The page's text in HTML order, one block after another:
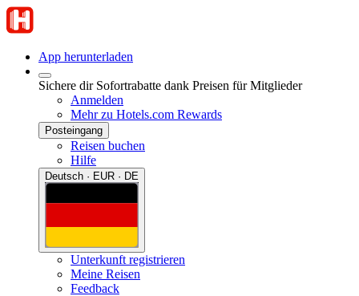
App herunterladen
Sichere dir Sofortrabatte dank Preisen für Mitglieder
Anmelden
Mehr zu Hotels.com Rewards
Posteingang
Reisen buchen
Hilfe
Deutsch · EUR · DE
Unterkunft registrieren
Meine Reisen
Feedback